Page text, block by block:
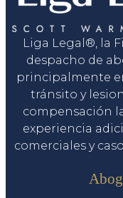
Liga Legal®, la
despacho de
principalmente
tránsito y
compensación
experiencia
comerciales y